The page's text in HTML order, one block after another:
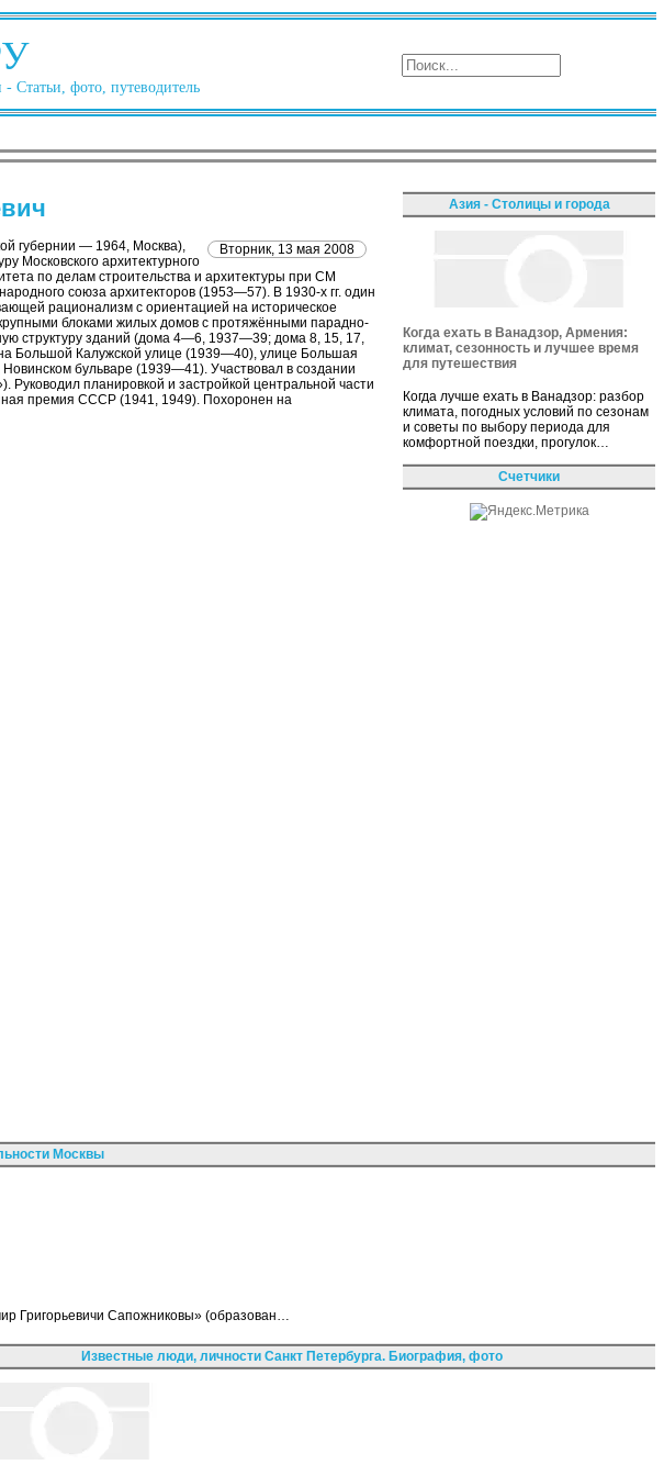
Статьи, фото, путеводитель
Вторник, 13 мая 2008
губернии — 1964, Москва),
Московского архитектурного
по делам строительства и архитектуры при СМ
союза архитекторов (1953—57). В 1930-х гг. один
рационализм с ориентацией на историческое
блоками жилых домов с протяжёнными парадно-
структуру зданий (дома 4—6, 1937—39; дома 8, 15, 17,
Большой Калужской улице (1939—40), улице Большая
бульваре (1939—41). Участвовал в создании
планировкой и застройкой центральной части
премия СССР (1941, 1949). Похоронен на
Азия - Столицы и города
Когда ехать в Ванадзор, Армения:
климат, сезонность и лучшее время
для путешествия
Когда лучше ехать в Ванадзор: разбор
климата, погодных условий по сезонам
и советы по выбору периода для
комфортной поездки, прогулок…
Счетчики
Москвы
Григорьевичи Сапожниковы» (образован…
Известные люди, личности Санкт Петербурга. Биография, фото